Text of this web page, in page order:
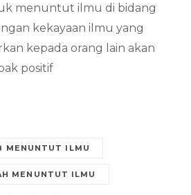
menuntut ilmu di bidang
kekayaan ilmu yang
kepada orang lain akan
positif
MENUNTUT ILMU
MENUNTUT ILMU